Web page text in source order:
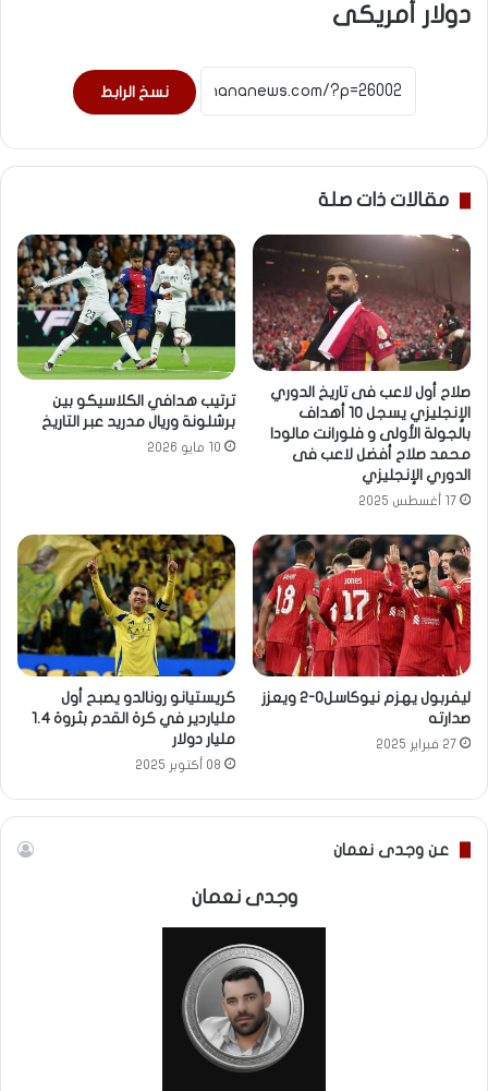
دولار أمريكى
نسخ الرابط
مقالات ذات صلة
صلاح أول لاعب فى تاريخ الدوري
الإنجليزي يسجل 10 أهداف
بالجولة الأولى و فلورانت مالودا
محمد صلاح أفضل لاعب فى
الدوري الإنجليزي
17 أغسطس 2025
ترتيب هدافي الكلاسيكو بين
برشلونة وريال مدريد عبر التاريخ
10 مايو 2026
ليفربول يهزم نيوكاسل0-2 ويعزز
صدارته
27 فبراير 2025
كريستيانو رونالدو يصبح أول
ملياردير في كرة القدم بثروة 1.4
مليار دولار
08 أكتوبر 2025
عن وجدى نعمان
وجدى نعمان